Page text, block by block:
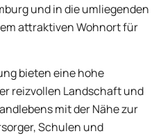
und in die umliegenden
attraktiven Wohnort für
bieten eine hohe
reizvollen Landschaft und
mit der Nähe zur
Schulen und